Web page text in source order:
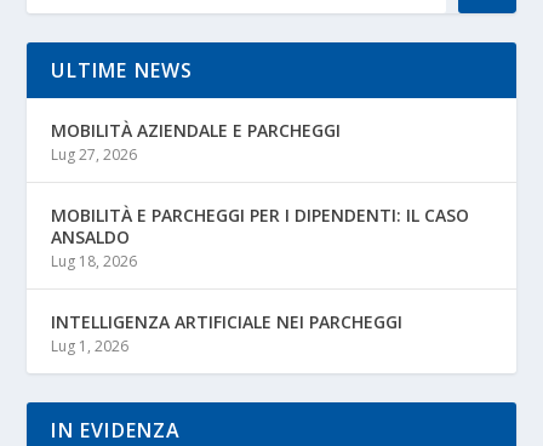
ULTIME NEWS
MOBILITÀ AZIENDALE E PARCHEGGI
Lug 27, 2026
MOBILITÀ E PARCHEGGI PER I DIPENDENTI: IL CASO
ANSALDO
Lug 18, 2026
INTELLIGENZA ARTIFICIALE NEI PARCHEGGI
Lug 1, 2026
IN EVIDENZA